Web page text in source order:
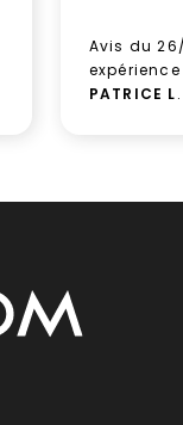
Avis du
PATRICE L.